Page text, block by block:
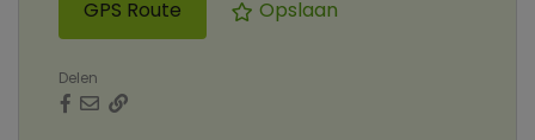
GPS Route Opslaan
Delen